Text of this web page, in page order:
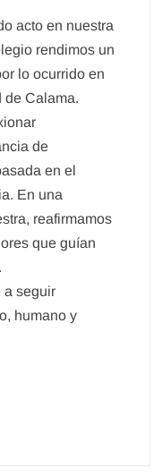
acto en nuestra
rendimos un
lo ocurrido en
de Calama.
de
en el
En una
reafirmamos
que guían
a seguir
humano y